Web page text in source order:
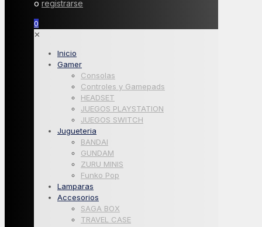
o registrarse
0
✕
Inicio
Gamer
Consolas
Controles y Gamepads
HEADSET
JUEGOS PLAYSTATION
JUEGOS SWITCH
Jugueteria
BANDAI
GUNDAM
ZURU MINIS
Funko Pop
Lamparas
Accesorios
SAGA BOX
TRAVEL CASE